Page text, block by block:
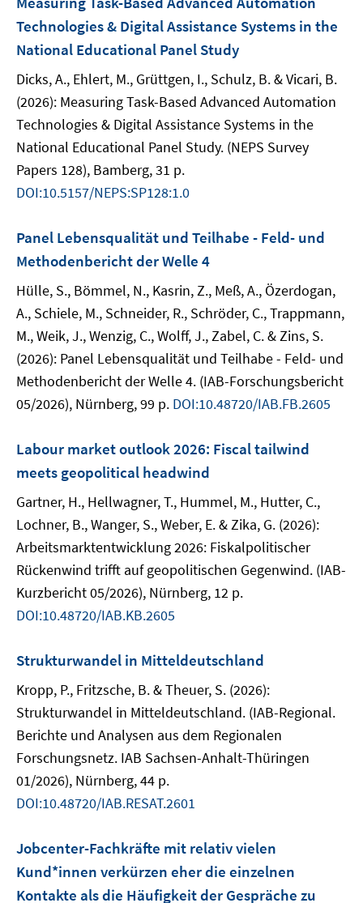
Technologies & Digital Assistance Systems in the
National Educational Panel Study
Dicks, A., Ehlert, M., Grüttgen, I., Schulz, B. & Vicari, B.
(2026): Measuring Task-Based Advanced Automation
Technologies & Digital Assistance Systems in the
National Educational Panel Study. (NEPS Survey
Papers 128), Bamberg, 31 p.
DOI:10.5157/NEPS:SP128:1.0
Panel Lebensqualität und Teilhabe - Feld- und
Methodenbericht der Welle 4
Hülle, S., Bömmel, N., Kasrin, Z., Meß, A., Özerdogan,
A., Schiele, M., Schneider, R., Schröder, C., Trappmann,
M., Weik, J., Wenzig, C., Wolff, J., Zabel, C. & Zins, S.
(2026): Panel Lebensqualität und Teilhabe - Feld- und
Methodenbericht der Welle 4. (IAB-Forschungsbericht
05/2026), Nürnberg, 99 p. DOI:10.48720/IAB.FB.2605
Labour market outlook 2026: Fiscal tailwind
meets geopolitical headwind
Gartner, H., Hellwagner, T., Hummel, M., Hutter, C.,
Lochner, B., Wanger, S., Weber, E. & Zika, G. (2026):
Arbeitsmarktentwicklung 2026: Fiskalpolitischer
Rückenwind trifft auf geopolitischen Gegenwind. (IAB-
Kurzbericht 05/2026), Nürnberg, 12 p.
DOI:10.48720/IAB.KB.2605
Strukturwandel in Mitteldeutschland
Kropp, P., Fritzsche, B. & Theuer, S. (2026):
Strukturwandel in Mitteldeutschland. (IAB-Regional.
Berichte und Analysen aus dem Regionalen
Forschungsnetz. IAB Sachsen-Anhalt-Thüringen
01/2026), Nürnberg, 44 p.
DOI:10.48720/IAB.RESAT.2601
Jobcenter-Fachkräfte mit relativ vielen
Kund*innen verkürzen eher die einzelnen
Kontakte als die Häufigkeit der Gespräche zu